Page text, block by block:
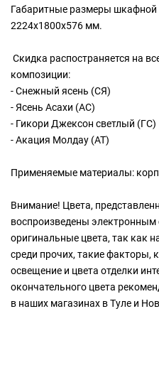
Габаритные размеры шкафной
2224х1800х576 мм.
Скидка распостраняется на
композиции:
- Снежный ясень (СЯ)
- Ясень Асахи (АС)
- Гикори Джексон светлый (ГС)
- Акация Молдау (АТ)
Применяемые материалы:
Внимание! Цвета,
воспроизведены
оригинальные цвета, так как
среди прочих, такие факторы,
освещение и цвета отделки
окончательного цвета
в наших магазинах в Туле и